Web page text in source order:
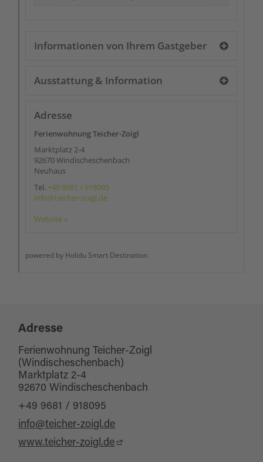
Adresse
Ferienwohnung Teicher-Zoigl
(Windischeschenbach)
Marktplatz 2-4
92670 Windischeschenbach
+49 9681 / 918095
info@teicher-zoigl.de
www.teicher-zoigl.de